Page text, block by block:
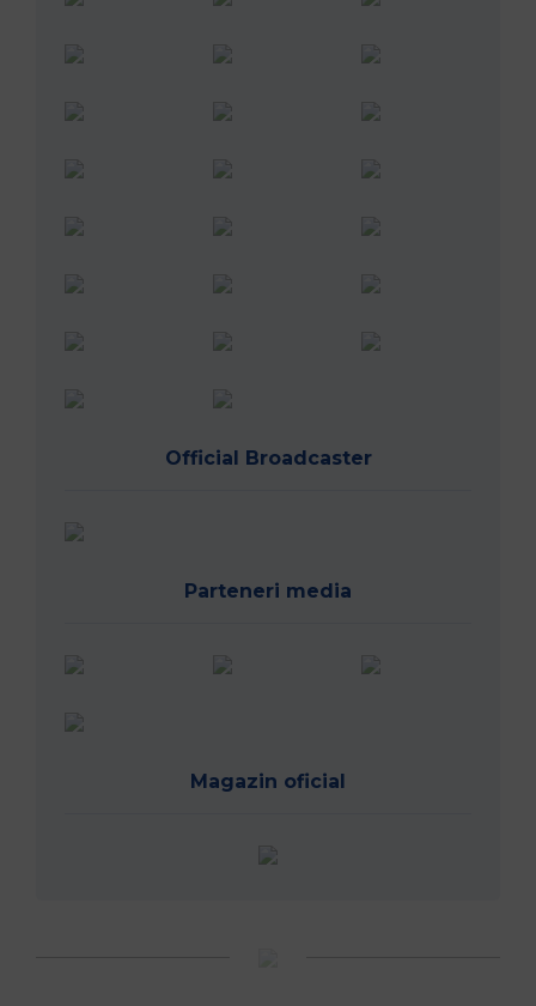
Official Broadcaster
Parteneri media
Magazin oficial